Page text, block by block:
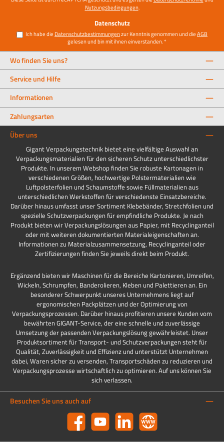
Nutzungsbedingungen.
Datenschutz
Ich habe die Datenschutzbestimmungenzur Kenntnis genommen und dieAGB
gelesen und bin mit ihnen einverstanden.*
Wo finden Sie uns?
Service und Hilfe
Informationen
Zahlungsarten
Über uns
Gigant Verpackungstechnik bietet eine vielfältige Auswahl an
Verpackungsmaterialien für den sicheren Schutz unterschiedlichster
Produkte. In unserem Webshop finden Sie robuste Kartonagen in
verschiedenen Größen, hochwertige Polstermaterialien wie
Luftpolsterfolien und Schaumstoffe sowie Füllmaterialien aus
unterschiedlichen Werkstoffen für verschiedenste Einsatzbereiche.
Darüber hinaus umfasst unser Sortiment Klebebänder, Stretchfolien und
spezielle Schutzverpackungen für empfindliche Produkte. Je nach
Produkt bieten wir Verpackungslösungen aus Papier, mit Recyclinganteil
oder mit weiteren dokumentierten Materialeigenschaften an.
Informationen zu Materialzusammensetzung, Recyclinganteil oder
Zertifizierungen finden Sie jeweils direkt beim Produkt.
Ergänzend bieten wir Maschinen für die Bereiche Kartonieren, Umreifen,
Wickeln, Schrumpfen, Banderolieren, Kleben und Palettieren an. Ein
besonderer Schwerpunkt unseres Unternehmens liegt auf
ergonomischen Packplätzen und der Optimierung von
Verpackungsprozessen. Darüber hinaus profitieren unsere Kunden vom
bewährten GIGANT-Service, der eine schnelle und zuverlässige
Umsetzung der passenden Verpackungslösung gewährleistet. Unser
Produktsortiment für Transport- und Schutzverpackungen steht für
Qualität, Zuverlässigkeit und Effizienz und unterstützt Unternehmen
dabei, Waren sicher zu versenden, Transportschäden zu reduzieren und
Verpackungsprozesse wirtschaftlich zu optimieren. Auf uns können Sie
sich verlassen.
Besuchen Sie uns auch auf
Facebook YouTube LinkedIn Website